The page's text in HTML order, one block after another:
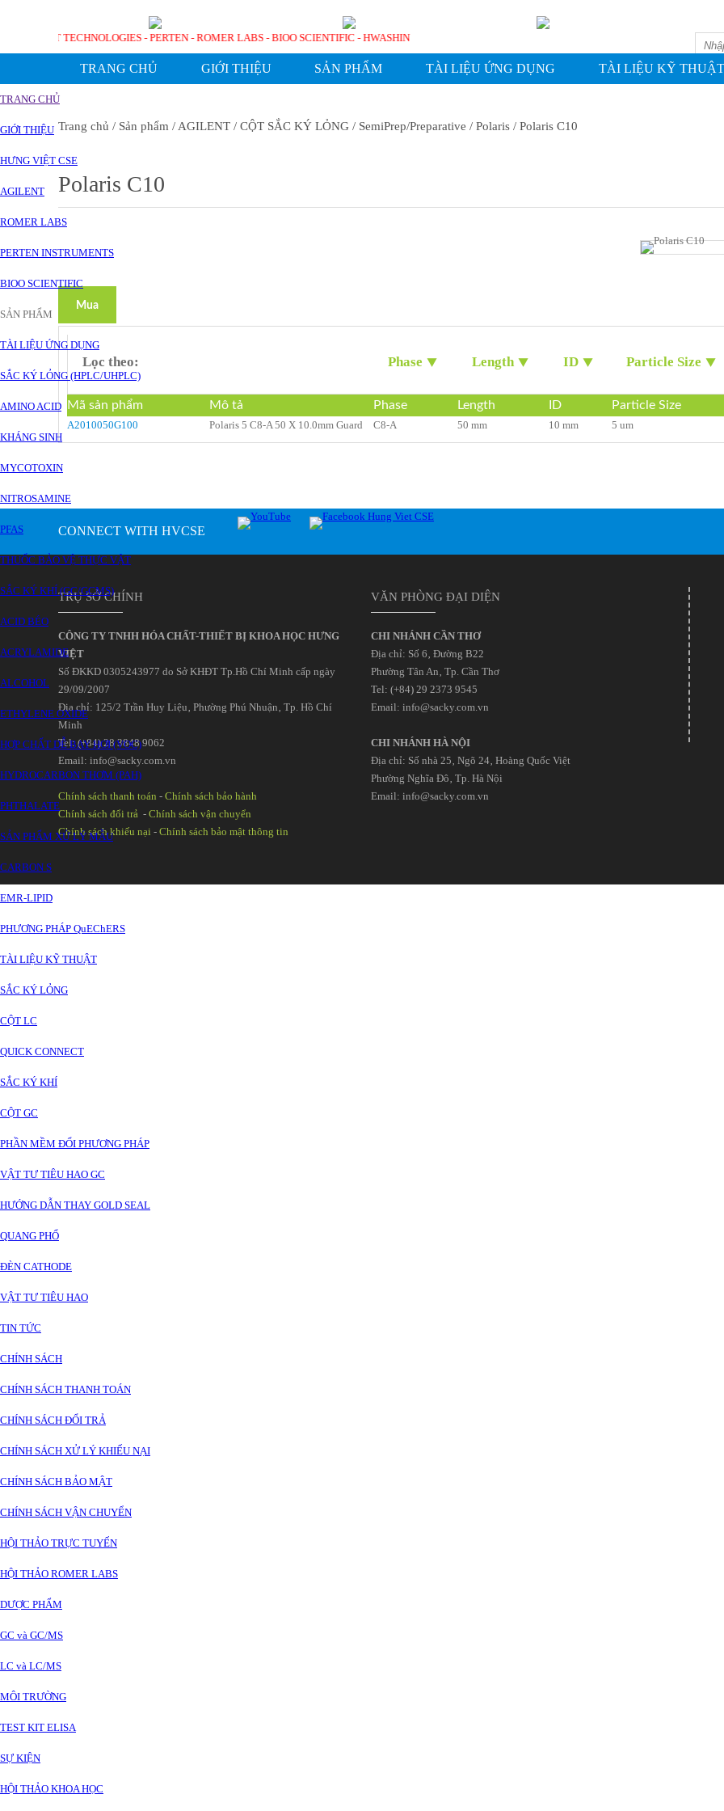
BỞI AGILENT TECHNOLOGIES - PERTEN - ROMER LABS - BIOO SCIENTIFIC - HWASHIN
TRANG CHỦ GIỚI THIỆU SẢN PHẨM TÀI LIỆU ỨNG DỤNG TÀI LIỆU KỸ THUẬT
TRANG CHỦ
GIỚI THIỆU
HƯNG VIỆT CSE
AGILENT
ROMER LABS
PERTEN INSTRUMENTS
BIOO SCIENTIFIC
SẢN PHẨM
TÀI LIỆU ỨNG DỤNG
SẮC KÝ LỎNG (HPLC/UHPLC)
AMINO ACID
KHÁNG SINH
MYCOTOXIN
NITROSAMINE
PFAS
THUỐC BẢO VỆ THỰC VẬT
SẮC KÝ KHÍ (GC/GCMS)
ACID BÉO
ACRYLAMIDE
ALCOHOL
ETHYLENE OXIDE
HỢP CHẤT DỄ BAY HƠI (VOC)
HYDROCARBON THƠM (PAH)
PHTHALATE
SẢN PHẨM XỬ LÝ MẪU
CARBON S
EMR-LIPID
PHƯƠNG PHÁP QuEChERS
TÀI LIỆU KỸ THUẬT
SẮC KÝ LỎNG
CỘT LC
QUICK CONNECT
SẮC KÝ KHÍ
CỘT GC
PHẦN MỀM ĐỔI PHƯƠNG PHÁP
VẬT TƯ TIÊU HAO GC
HƯỚNG DẪN THAY GOLD SEAL
QUANG PHỔ
ĐÈN CATHODE
VẬT TƯ TIÊU HAO
TIN TỨC
CHÍNH SÁCH
CHÍNH SÁCH THANH TOÁN
CHÍNH SÁCH ĐỔI TRẢ
CHÍNH SÁCH XỬ LÝ KHIẾU NẠI
CHÍNH SÁCH BẢO MẬT
CHÍNH SÁCH VẬN CHUYỂN
HỘI THẢO TRỰC TUYẾN
HỘI THẢO ROMER LABS
DƯỢC PHẨM
GC và GC/MS
LC và LC/MS
MÔI TRƯỜNG
TEST KIT ELISA
SỰ KIỆN
HỘI THẢO KHOA HỌC
Trang chủ / Sản phẩm / AGILENT / CỘT SẮC KÝ LỎNG / SemiPrep/Preparative / Polaris / Polaris C10
Polaris C10
Mua
Lọc theo: Phase ⯆ Length ⯆ ID ⯆ Particle Size ⯆
Mã sản phẩm Mô tả Phase Length ID Particle Size
A2010050G100 Polaris 5 C8-A 50 X 10.0mm Guard C8-A 50 mm 10 mm 5 um
CONNECT WITH HVCSE
TRỤ SỞ CHÍNH
CÔNG TY TNHH HÓA CHẤT-THIẾT BỊ KHOA HỌC HƯNG
VIỆT
Số ĐKKD 0305243977 do Sở KHĐT Tp.Hồ Chí Minh cấp ngày
29/09/2007
Đia chỉ: 125/2 Trần Huy Liệu‚ Phường Phú Nhuận‚ Tp. Hồ Chí
Minh
Tel: (+84) 28 3848 9062
Email: info@sacky.com.vn
Chính sách thanh toán - Chính sách bảo hành
Chính sách đổi trả - Chính sách vận chuyển
Chính sách khiếu nại - Chính sách bảo mật thông tin
VĂN PHÒNG ĐẠI DIỆN
CHI NHÁNH CẦN THƠ
Địa chỉ: Số 6‚ Đường B22
Phường Tân An‚ Tp. Cần Thơ
Tel: (+84) 29 2373 9545
Email: info@sacky.com.vn
CHI NHÁNH HÀ NỘI
Địa chỉ: Số nhà 25‚ Ngõ 24‚ Hoàng Quốc Việt
Phường Nghĩa Đô‚ Tp. Hà Nội
Email: info@sacky.com.vn